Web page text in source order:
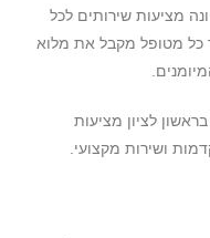
מציעות שירותים לכל
כל מטופל מקבל את מלוא
לציון מציעות
ושירות מקצועי.